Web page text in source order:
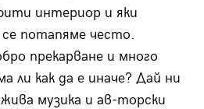
интериор и яки
потапяме често.
прекарване и много
ли как да е иначе? Дай ни
музика и ав-торски